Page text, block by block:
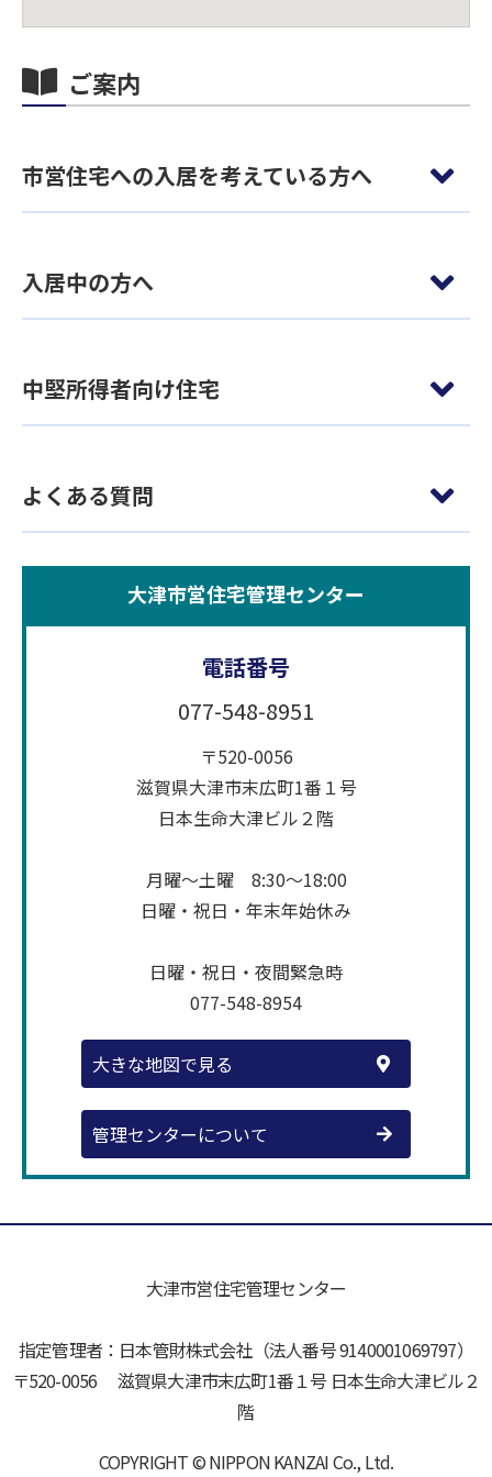
ご案内
市営住宅への入居を考えている方へ
入居中の方へ
中堅所得者向け住宅
よくある質問
大津市営住宅管理センター
電話番号
077-548-8951
〒520-0056
滋賀県大津市末広町1番１号
日本生命大津ビル２階
月曜～土曜 8:30～18:00
日曜・祝日・年末年始休み
日曜・祝日・夜間緊急時
077-548-8954
大きな地図で見る
管理センターについて
大津市営住宅管理センター
指定管理者：日本管財株式会社（法人番号 9140001069797）
〒520-0056 滋賀県大津市末広町1番１号 日本生命大津ビル２
階
COPYRIGHT © NIPPON KANZAI Co., Ltd.